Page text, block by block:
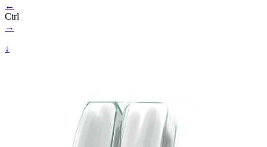
←
Ctrl
→
↓